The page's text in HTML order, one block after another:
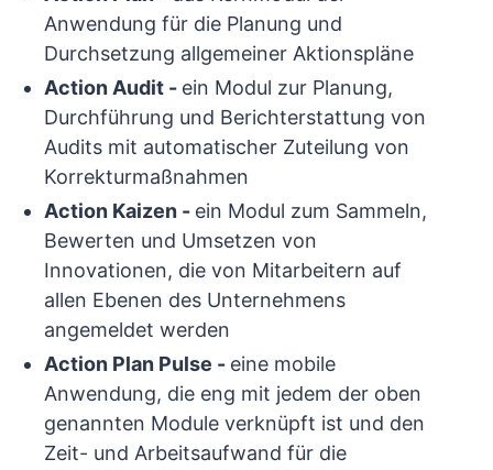
Anwendung für die Planung und
Durchsetzung allgemeiner Aktionspläne
Action Audit - ein Modul zur Planung,
Durchführung und Berichterstattung von
Audits mit automatischer Zuteilung von
Korrekturmaßnahmen
Action Kaizen - ein Modul zum Sammeln,
Bewerten und Umsetzen von
Innovationen, die von Mitarbeitern auf
allen Ebenen des Unternehmens
angemeldet werden
Action Plan Pulse - eine mobile
Anwendung, die eng mit jedem der oben
genannten Module verknüpft ist und den
Zeit- und Arbeitsaufwand für die